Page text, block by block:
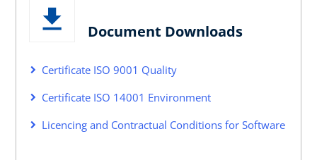
Document Downloads
Certificate ISO 9001 Quality
Certificate ISO 14001 Environment
Licencing and Contractual Conditions for Software